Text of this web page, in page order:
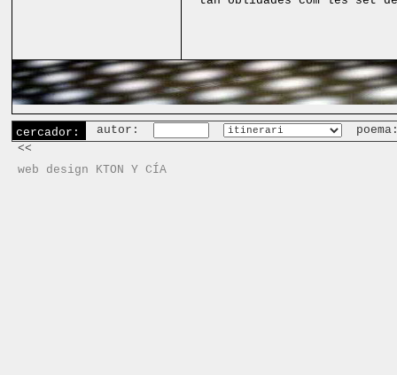
cercador: autor:
<<
web design KTON Y CÍA